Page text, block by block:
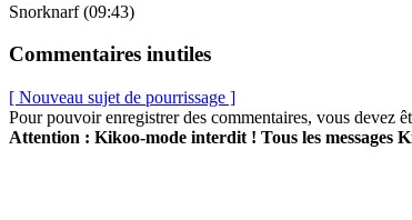
Snorknarf (09:43)
Commentaires inutiles
[ Nouveau sujet de pourrissage ]
Pour pouvoir enregistrer des commentaires, vous devez
Attention : Kikoo-mode interdit ! Tous les messages